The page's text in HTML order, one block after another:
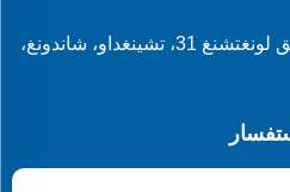
غرفة 2223، مبنى رقم 3، طريق لونغتشنغ 31، تشينغداو، شاندونغ،